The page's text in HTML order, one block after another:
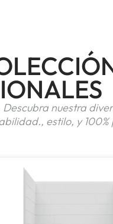
nuestra
estilo, y